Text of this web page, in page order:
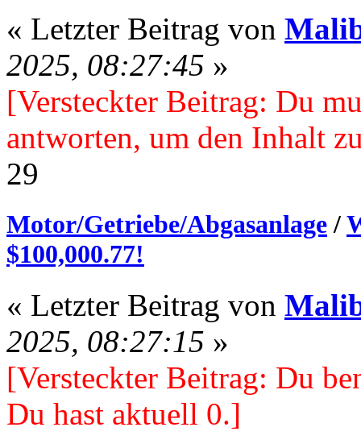
« Letzter Beitrag von
2025, 08:27:45 »
[Versteckter Beitrag: Du
antworten, um den Inhalt
29
Motor/Getriebe/Abgasanlage /
$100,000.77!
« Letzter Beitrag von
2025, 08:27:15 »
[Versteckter Beitrag: Du
Du hast aktuell 0.]